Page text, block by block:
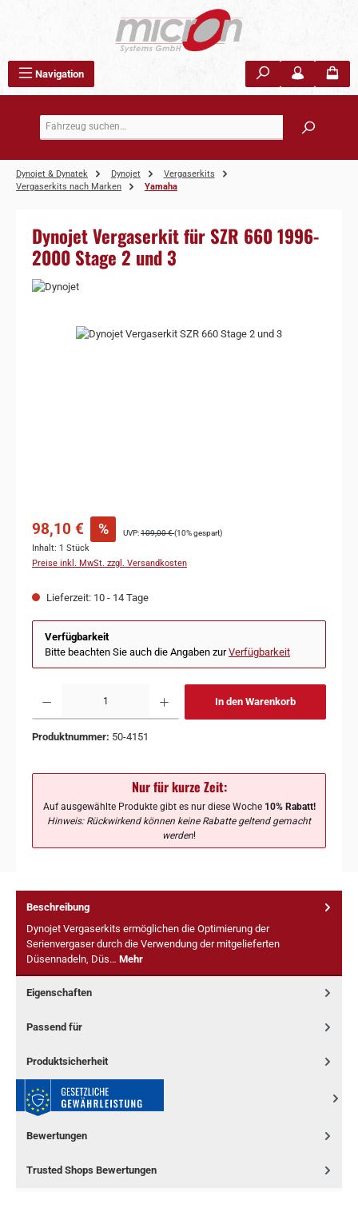
Navigation
Dynojet & Dynatek Dynojet
Vergaserkits
Vergaserkits nach Marken
Yamaha
Dynojet Vergaserkit für SZR 660 1996-
2000 Stage 2 und 3
Bildergalerie überspringen
98,10 € % UVP:109,00 €(10% gespart)
Inhalt: 1 Stück
Preise inkl. MwSt. zzgl. Versandkosten
Lieferzeit: 10 - 14 Tage
Verfügbarkeit
Bitte beachten Sie auch die Angaben zurVerfügbarkeit
In den Warenkorb
Produktnummer: 50-4151
Nur für kurze Zeit:
Auf ausgewählte Produkte gibt es nur diese Woche10% Rabatt!
Hinweis: Rückwirkend können keine Rabatte geltend gemacht
werden!
Beschreibung
Dynojet Vergaserkits ermöglichen die Optimierung der
Serienvergaser durch die Verwendung der mitgelieferten
Düsennadeln, Düs… Mehr
Eigenschaften
Passend für
Produktsicherheit
Bewertungen
Trusted Shops Bewertungen